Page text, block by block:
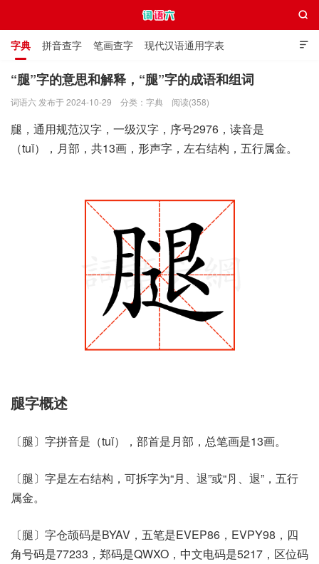

字典 拼音查字 笔画查字 现代汉语通用字表
通用规范汉字表 叠字大全 独体字大全 极简英语词典

“腿”字的意思和解释，“腿”字的成语和组词
词语六 发布于 2024-10-29 分类： 字典 阅读(358)
腿，通用规范汉字，一级汉字，序号2976，读音是
（tuǐ），月部，共13画，形声字，左右结构，五行属金。
腿字概述
〔腿〕字拼音是（tuǐ），部首是月部，总笔画是13画。
〔腿〕字是左右结构，可拆字为“月、退”或“⺼、退”，五行
属金。
〔腿〕字仓颉码是BYAV，五笔是EVEP86，EVPY98，四
角号码是77233，郑码是QWXO，中文电码是5217，区位码